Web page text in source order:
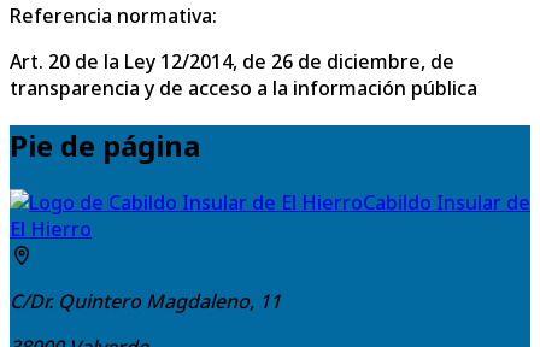
Referencia normativa:
Art. 20 de la Ley 12/2014, de 26 de diciembre, de
transparencia y de acceso a la información pública
Pie de página
Cabildo Insular de
El Hierro
C/Dr. Quintero Magdaleno, 11